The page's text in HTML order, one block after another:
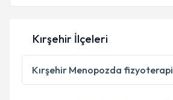
Kırşehir İlçeleri
Kırşehir Menopozda fizyoterapi